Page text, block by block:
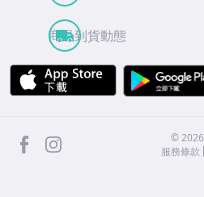
商品到貨動態
APP Store
facebook ©2026
服務條款